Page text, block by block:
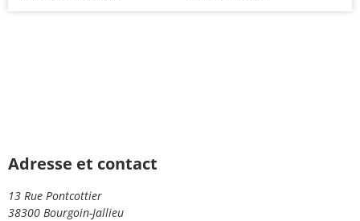
Adresse et contact
13 Rue Pontcottier
38300 Bourgoin-Jallieu